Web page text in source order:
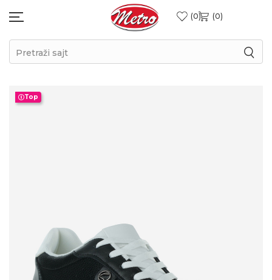
0 0
Pretraži sajt
Top